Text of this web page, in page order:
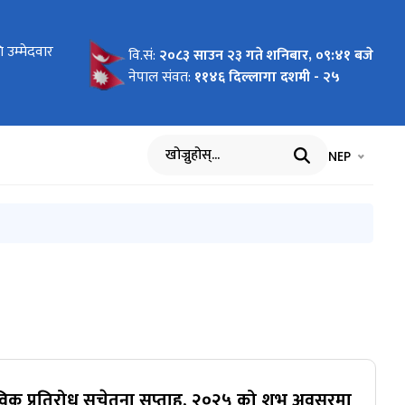
उम्मेदवार
लागि नाम
लागि नाम
विवरण
१००
वि.सं: २०८३ साउन २३ गते शनिबार, ०९:४१ बजे
नेपाल संवत: ११४६ दिल्लागा दशमी - २५
खोज्नुहोस् भाषा चयन
NEP